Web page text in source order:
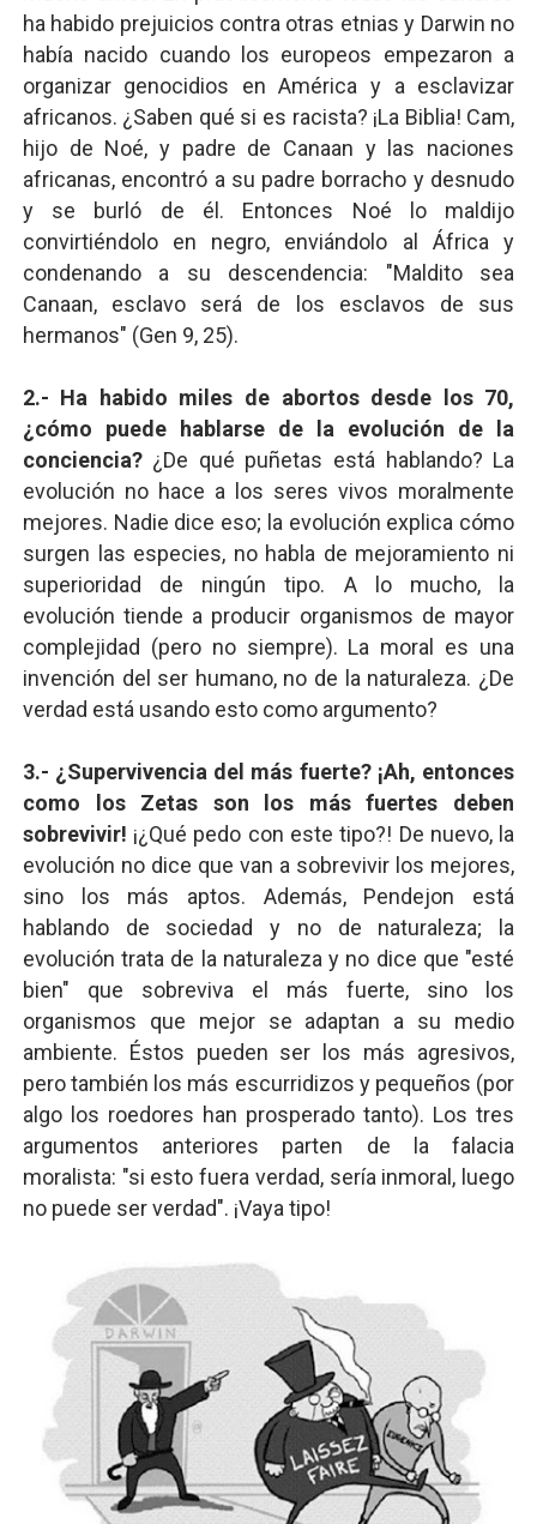
ha habido prejuicios contra otras etnias y Darwin no
había nacido cuando los europeos empezaron a
organizar genocidios en América y a esclavizar
africanos. ¿Saben qué si es racista? ¡La Biblia! Cam,
hijo de Noé, y padre de Canaan y las naciones
africanas, encontró a su padre borracho y desnudo
y se burló de él. Entonces Noé lo maldijo
convirtiéndolo en negro, enviándolo al África y
condenando a su descendencia: "Maldito sea
Canaan, esclavo será de los esclavos de sus
hermanos" (Gen 9, 25).
2.- Ha habido miles de abortos desde los 70,
¿cómo puede hablarse de la evolución de la
conciencia? ¿De qué puñetas está hablando? La
evolución no hace a los seres vivos moralmente
mejores. Nadie dice eso; la evolución explica cómo
surgen las especies, no habla de mejoramiento ni
superioridad de ningún tipo. A lo mucho, la
evolución tiende a producir organismos de mayor
complejidad (pero no siempre). La moral es una
invención del ser humano, no de la naturaleza. ¿De
verdad está usando esto como argumento?
3.- ¿Supervivencia del más fuerte? ¡Ah, entonces
como los Zetas son los más fuertes deben
sobrevivir! ¡¿Qué pedo con este tipo?! De nuevo, la
evolución no dice que van a sobrevivir los mejores,
sino los más aptos. Además, Pendejon está
hablando de sociedad y no de naturaleza; la
evolución trata de la naturaleza y no dice que "esté
bien" que sobreviva el más fuerte, sino los
organismos que mejor se adaptan a su medio
ambiente. Éstos pueden ser los más agresivos,
pero también los más escurridizos y pequeños (por
algo los roedores han prosperado tanto). Los tres
argumentos anteriores parten de la falacia
moralista: "si esto fuera verdad, sería inmoral, luego
no puede ser verdad". ¡Vaya tipo!